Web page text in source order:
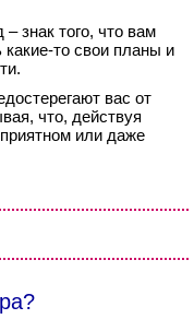
знак того, что вам
то свои планы и
вас от
что, действуя
или даже